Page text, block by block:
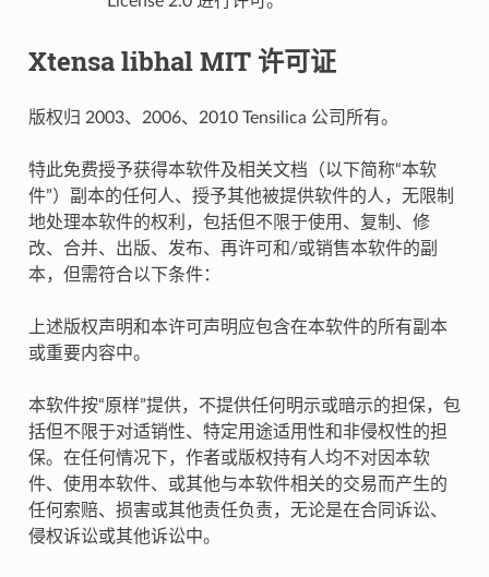
Xtensa libhal MIT 许可证
版权归 2003、2006、2010 Tensilica 公司所有。
特此免费授予获得本软件及相关文档（以下简称“本软
件”）副本的任何人、授予其他被提供软件的人，无限制
地处理本软件的权利，包括但不限于使用、复制、修
改、合并、出版、发布、再许可和/或销售本软件的副
本，但需符合以下条件：
上述版权声明和本许可声明应包含在本软件的所有副本
或重要内容中。
本软件按“原样”提供，不提供任何明示或暗示的担保，包
括但不限于对适销性、特定用途适用性和非侵权性的担
保。在任何情况下，作者或版权持有人均不对因本软
件、使用本软件、或其他与本软件相关的交易而产生的
任何索赔、损害或其他责任负责，无论是在合同诉讼、
侵权诉讼或其他诉讼中。